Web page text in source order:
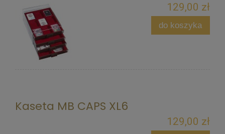
129,00 zł
do koszyka
Kaseta MB CAPS XL6
129,00 zł